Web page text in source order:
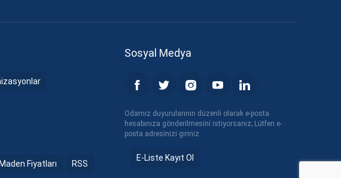
Fiyatları RSS
Sosyal Medya
Odamız duyurularının düzenli olarak e-posta
hesabınıza gönderilmesini istiyorsanız; Lütfen e-
posta adresinizi giriniz.
E-Liste Kayıt Ol